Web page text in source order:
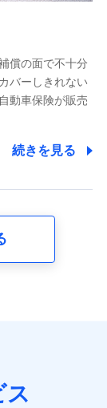
サービスな
ービスのご契
の行動に関す
関する情報、
所・決済に関
どが含まれ
メーカーや
どの情報、
及び被保険
者と被保険
償の面で不十分
バーしきれない
動車保険が販売
続きを見る
ス